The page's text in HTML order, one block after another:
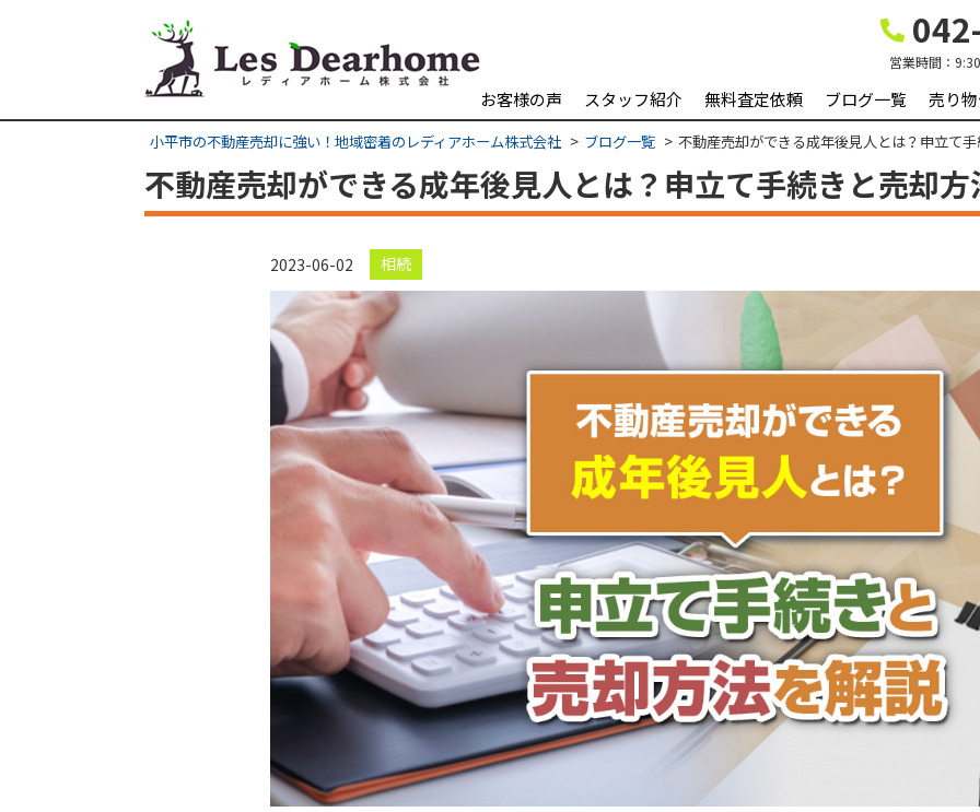
営業時間：
お客様の声 スタッフ紹介 無料査定依頼 ブログ一覧 売り
小平市の不動産売却に強い！地域密着のレディアホーム株式会社 ブログ一覧 不動産売却ができる成年後見人とは？申立て
不動産売却ができる成年後見人とは？申立て手続きと売却
2023-06-02 相続